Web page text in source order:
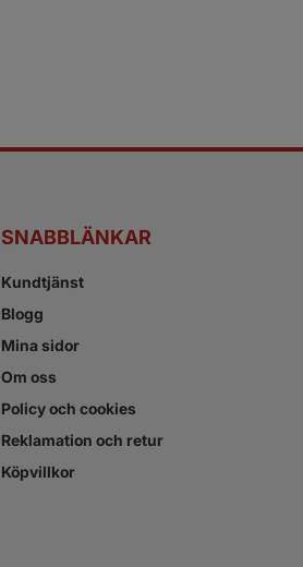
SNABBLÄNKAR
Kundtjänst
Blogg
Mina sidor
Om oss
Policy och cookies
Reklamation och retur
Köpvillkor